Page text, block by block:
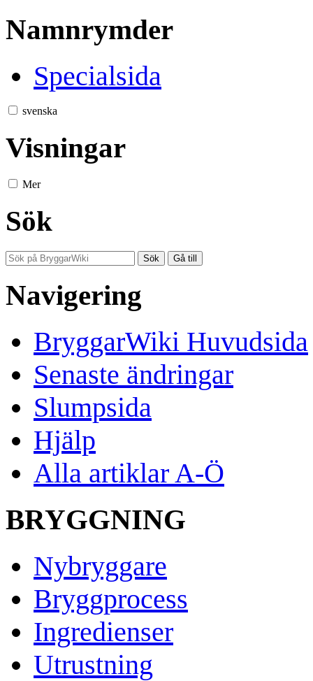
Namnrymder
Specialsida
svenska
Visningar
Mer
Sök
Navigering
BryggarWiki Huvudsida
Senaste ändringar
Slumpsida
Hjälp
Alla artiklar A-Ö
BRYGGNING
Nybryggare
Bryggprocess
Ingredienser
Utrustning